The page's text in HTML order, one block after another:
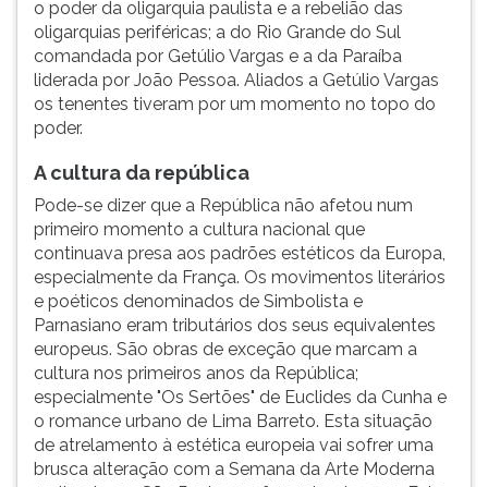
o poder da oligarquia paulista e a rebelião das
oligarquias periféricas; a do Rio Grande do Sul
comandada por Getúlio Vargas e a da Paraíba
liderada por João Pessoa. Aliados a Getúlio Vargas
os tenentes tiveram por um momento no topo do
poder.
A cultura da república
Pode-se dizer que a República não afetou num
primeiro momento a cultura nacional que
continuava presa aos padrões estéticos da Europa,
especialmente da França. Os movimentos literários
e poéticos denominados de Simbolista e
Parnasiano eram tributários dos seus equivalentes
europeus. São obras de exceção que marcam a
cultura nos primeiros anos da República;
especialmente "Os Sertões" de Euclides da Cunha e
o romance urbano de Lima Barreto. Esta situação
de atrelamento à estética europeia vai sofrer uma
brusca alteração com a Semana da Arte Moderna